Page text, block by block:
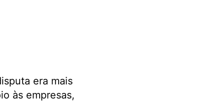
era mais
às empresas,